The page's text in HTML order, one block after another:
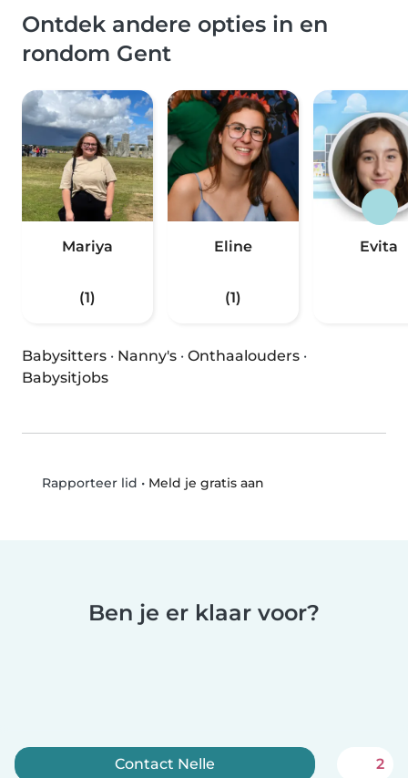
Ontdek andere opties in en
rondom Gent
Mariya
(1)
Eline
(1)
Evita
Babysitters · Nanny's · Onthaalouders ·
Babysitjobs
Rapporteer lid • Meld je gratis aan
Ben je er klaar voor?
Contact Nelle 2